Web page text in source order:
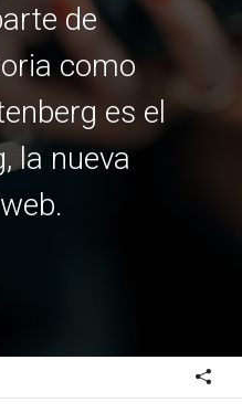
de
como
es el
la nueva